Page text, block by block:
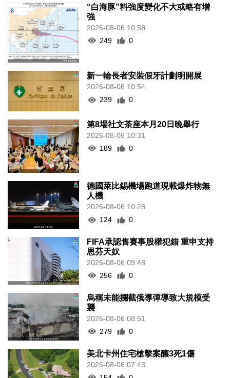
“白海豚”料強度變化不大或略有增
強
2026-08-06 10:58
249
0
新一輪長者安裝假牙計劃明開展
2026-08-06 10:54
239
0
第8場社文茶座本月20日晚舉行
2026-08-06 10:31
189
0
德國萊比錫機場跑道現載爆炸物無
人機
2026-08-06 10:28
124
0
FIFA承認售賽事股權犯錯 重申支持
恩芬天奴
2026-08-06 09:48
256
0
烏稱未能攔截俄導彈導致大規模受
襲
2026-08-06 08:51
279
0
美北卡州住宅槍擊案釀3死1傷
2026-08-06 07:43